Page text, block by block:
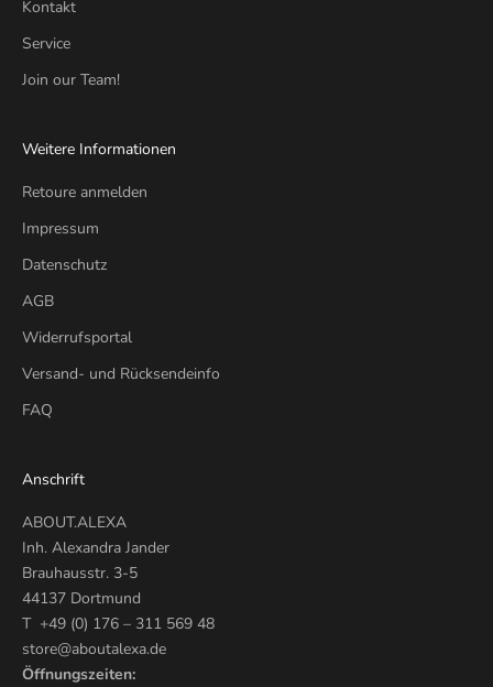
Kontakt
Service
Join our Team!
Weitere Informationen
Retoure anmelden
Impressum
Datenschutz
AGB
Widerrufsportal
Versand- und Rücksendeinfo
FAQ
Anschrift
ABOUT.ALEXA
Inh. Alexandra Jander
Brauhausstr. 3-5
44137 Dortmund
T +49 (0) 176 – 311 569 48
store@aboutalexa.de
Öffnungszeiten: